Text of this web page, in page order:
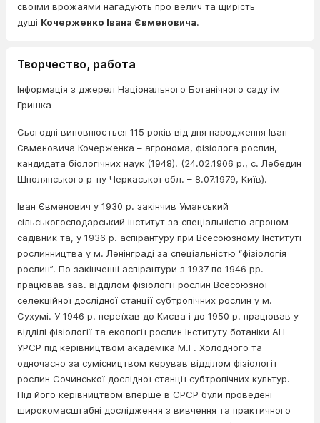
своїми врожаями нагадують про велич та щирість
душі Кочерженко Івана Євменовича.
Творчество, работа
Інформація з джерел Національного Ботанічного саду ім
Гришка
Сьогодні виповнюється 115 років від дня народження Іван
Євменовича Кочерженка – агронома, фізіолога рослин,
кандидата біологічних наук (1948). (24.02.1906 р., с. Лебедин
Шполянського р-ну Черкаської обл. – 8.07.1979, Київ).
Іван Євменович у 1930 р. закінчив Уманський
сільськогосподарський інститут за спеціальністю агроном-
садівник та, у 1936 р. аспірантуру при Всесоюзному Інституті
рослинництва у м. Ленінграді за спеціальністю “фізіологія
рослин”. По закінченні аспірантури з 1937 по 1946 рр.
працював зав. відділом фізіології рослин Всесоюзної
селекційної дослідної станції субтропічних рослин у м.
Сухумі. У 1946 р. переїхав до Києва і до 1950 р. працював у
відділі фізіології та екології рослин Інституту ботаніки АН
УРСР під керівництвом академіка М.Г. Холодного та
одночасно за сумісництвом керував відділом фізіології
рослин Сочинської дослідної станції субтропічних культур.
Під його керівництвом вперше в СРСР були проведені
широкомасштабні дослідження з вивчення та практичного